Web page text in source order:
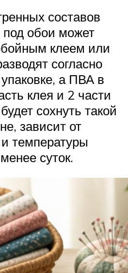
составов
под обои может
клеем или
согласно
а ПВА в
клея и 2 части
сохнуть такой
зависит от
температуры
суток.